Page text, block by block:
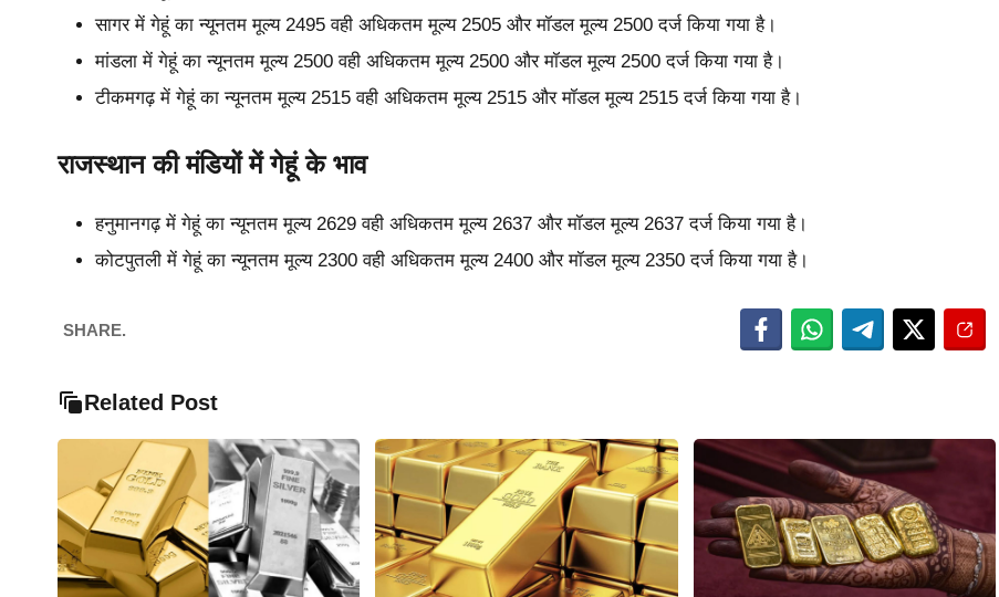
सागर में गेहूं का न्यूनतम मूल्य 2495 वही अधिकतम मूल्य 2505 और मॉडल मूल्य 2500 दर्ज किया गया है।
मांडला में गेहूं का न्यूनतम मूल्य 2500 वही अधिकतम मूल्य 2500 और मॉडल मूल्य 2500 दर्ज किया गया है।
टीकमगढ़ में गेहूं का न्यूनतम मूल्य 2515 वही अधिकतम मूल्य 2515 और मॉडल मूल्य 2515 दर्ज किया गया है।
राजस्थान की मंडियों में गेहूं के भाव
हनुमानगढ़ में गेहूं का न्यूनतम मूल्य 2629 वही अधिकतम मूल्य 2637 और मॉडल मूल्य 2637 दर्ज किया गया है।
कोटपुतली में गेहूं का न्यूनतम मूल्य 2300 वही अधिकतम मूल्य 2400 और मॉडल मूल्य 2350 दर्ज किया गया है।
SHARE.
Related Post